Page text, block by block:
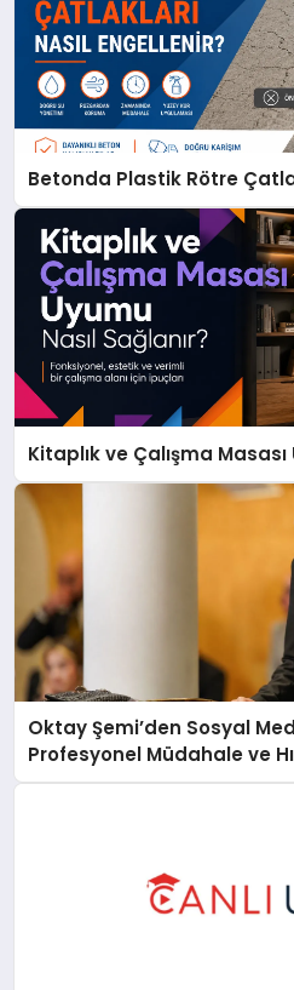
Betonda Plastik Rötre
Kitaplık ve Çalışma Masası
Oktay Şemi’den Sosyal
Profesyonel Müdahale ve